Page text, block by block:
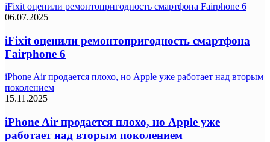
iFixit оценили ремонтопригодность смартфона Fairphone 6
06.07.2025
iFixit оценили ремонтопригодность смартфона
Fairphone 6
iPhone Air продается плохо, но Apple уже работает над вторым
поколением
15.11.2025
iPhone Air продается плохо, но Apple уже
работает над вторым поколением